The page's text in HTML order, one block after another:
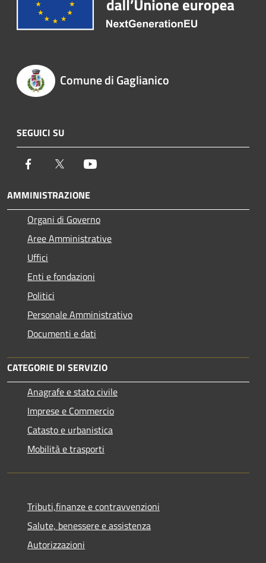
Comune di Gaglianico
SEGUICI SU
Facebook Twitter
AMMINISTRAZIONE
Organi di Governo
Aree Amministrative
Uffici
Enti e fondazioni
Politici
Personale Amministrativo
Documenti e dati
CATEGORIE DI SERVIZIO
Anagrafe e stato civile
Imprese e Commercio
Catasto e urbanistica
Mobilità e trasporti
Tributi,finanze e contravvenzioni
Salute, benessere e assistenza
Autorizzazioni